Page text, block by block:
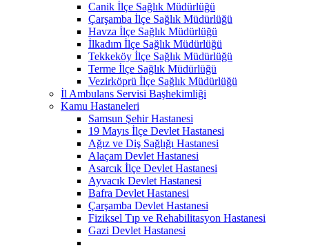
Canik İlçe Sağlık Müdürlüğü
Çarşamba İlçe Sağlık Müdürlüğü
Havza İlçe Sağlık Müdürlüğü
İlkadım İlçe Sağlık Müdürlüğü
Tekkeköy İlçe Sağlık Müdürlüğü
Terme İlçe Sağlık Müdürlüğü
Vezirköprü İlçe Sağlık Müdürlüğü
İl Ambulans Servisi Başhekimliği
Kamu Hastaneleri
Samsun Şehir Hastanesi
19 Mayıs İlçe Devlet Hastanesi
Ağız ve Diş Sağlığı Hastanesi
Alaçam Devlet Hastanesi
Asarcık İlçe Devlet Hastanesi
Ayvacık Devlet Hastanesi
Bafra Devlet Hastanesi
Çarşamba Devlet Hastanesi
Fiziksel Tıp ve Rehabilitasyon Hastanesi
Gazi Devlet Hastanesi